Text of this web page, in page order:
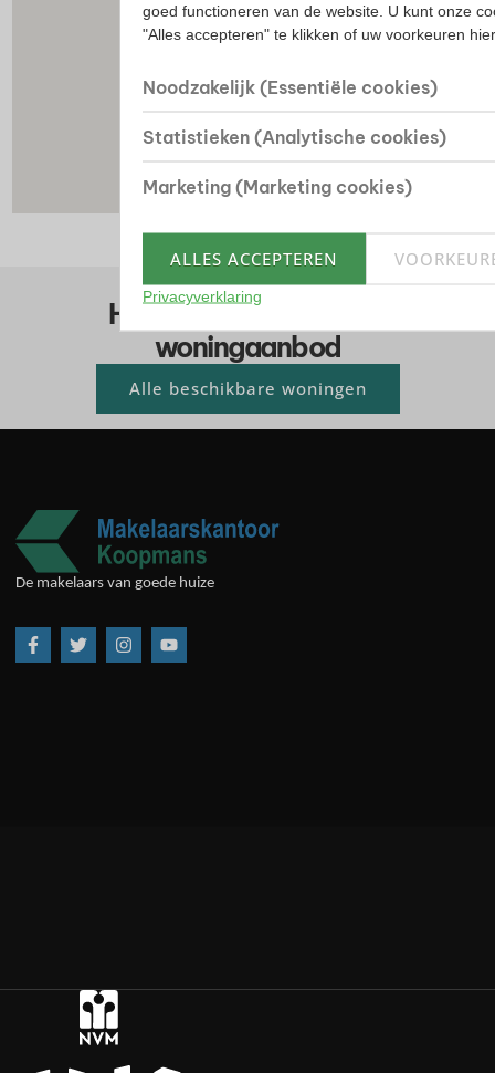
Huis kopen? Bekijk ons
woningaanbod
Alle beschikbare woningen
De makelaars van goede huize
goed functioneren van de website. U kunt onze
"Alles accepteren" te klikken of uw voorkeuren
Noodzakelijk (Essentiële cookies)
Statistieken (Analytische cookies)
Marketing (Marketing cookies)
ALLES ACCEPTEREN
Privacyverklaring